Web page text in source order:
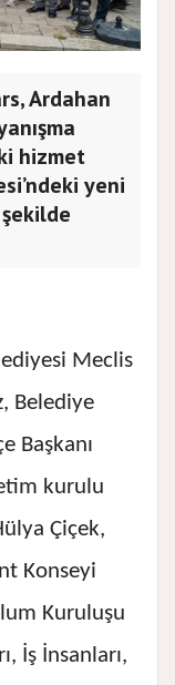
Ardahan
hizmet
yeni
Meclis
Belediye
Başkanı
kurulu
Çiçek,
Konseyi
Kuruluşu
İş İnsanları,